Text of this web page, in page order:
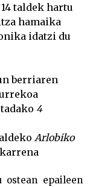
taldek hartu
hamaika
idatzi du
berriaren
4
Arlobiko
ostean epaileen